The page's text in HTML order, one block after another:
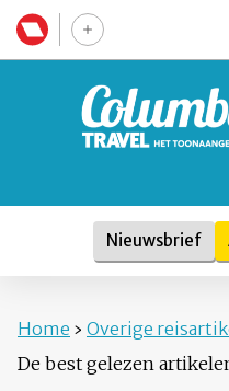
Nieuwsbrief
Home › Overige
De best gelezen